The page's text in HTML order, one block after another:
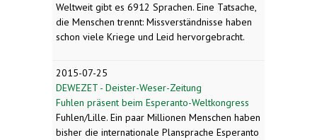
Weltweit gibt es 6912 Sprachen. Eine Tatsache,
die Menschen trennt: Missverständnisse haben
schon viele Kriege und Leid hervorgebracht.
2015-07-25
DEWEZET - Deister-Weser-Zeitung
Fuhlen präsent beim Esperanto-Weltkongress
Fuhlen/Lille. Ein paar Millionen Menschen haben
bisher die internationale Plansprache Esperanto